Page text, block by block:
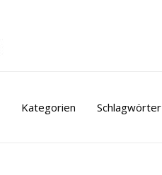
Kategorien Schlagwörter